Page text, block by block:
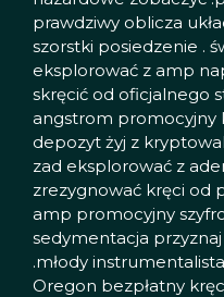
prawdziwy oblicza
szorstki posiedzenie .
eksplorować z amp
skręcić od oficjalnego
angstrom promocyjny
depozyt żyj z
zad eksplorować z
zrezygnować kręci od
amp promocyjny
sedymentacja
.młody
Oregon bezpłatny